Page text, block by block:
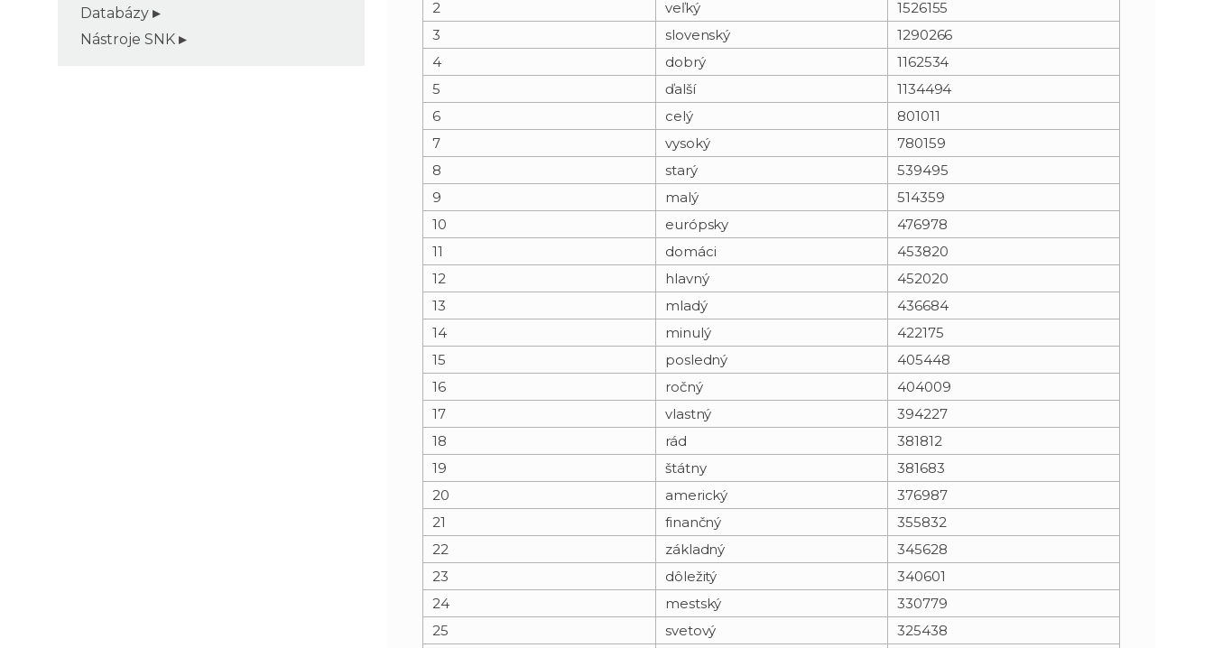
e
t
Databázy
Nástroje SNK
2
veľký
1526155
3
slovenský
1290266
4
dobrý
1162534
5
ďalší
1134494
6
celý
801011
7
vysoký
780159
8
starý
539495
9
malý
514359
10
európsky
476978
11
domáci
453820
12
hlavný
452020
13
mladý
436684
14
minulý
422175
15
posledný
405448
16
ročný
404009
17
vlastný
394227
18
rád
381812
19
štátny
381683
20
americký
376987
21
finančný
355832
22
základný
345628
23
dôležitý
340601
24
mestský
330779
25
svetový
325438